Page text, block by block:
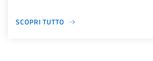
SCOPRI TUTTO